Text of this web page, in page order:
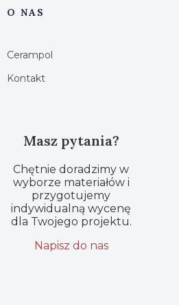
O NAS
Cerampol
Kontakt
Masz pytania?
Chętnie doradzimy w
wyborze materiałów i
przygotujemy
indywidualną wycenę
dla Twojego projektu.
Napisz do nas